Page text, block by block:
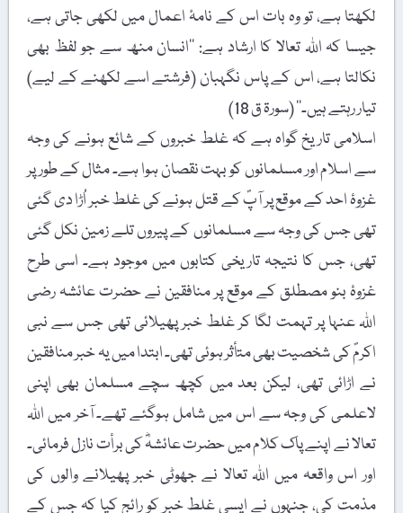
لکھتا ہے، تو وہ بات اس کے نامۂ اعمال میں لکھی جاتی ہے،
جیسا کہ اللہ تعالا کا ارشاد ہے: ’’انسان منھ سے جو لفظ بھی
نکالتا ہے، اس کے پاس نگہبان (فرشتے اسے لکھنے کے لیے)
تیار رہتے ہیں۔‘‘ (سورۃ ق 18)
اسلامی تاریخ گواہ ہے کہ غلط خبروں کے شائع ہونے کی وجہ
سے اسلام اور مسلمانوں کو بہت نقصان ہوا ہے۔ مثال کے طور پر
غزوۂ احد کے موقع پر آپؐ کے قتل ہونے کی غلط خبر اُڑا دی گئی
تھی جس کی وجہ سے مسلمانوں کے پیروں تلے زمین نکل گئی
تھی، جس کا نتیجہ تاریخی کتابوں میں موجود ہے۔ اسی طرح
غزوۂ بنو مصطلق کے موقع پر منافقین نے حضرت عائشہ رضی
اللہ عنہا پر تہمت لگا کر غلط خبر پھیلائی تھی جس سے نبی
اکرمؐ کی شخصیت بھی متأثر ہوئی تھی۔ ابتدا میں یہ خبر منافقین
نے اڑائی تھی، لیکن بعد میں کچھ سچے مسلمان بھی اپنی
لاعلمی کی وجہ سے اس میں شامل ہوگئے تھے۔ آخر میں اللہ
تعالا نے اپنے پاک کلام میں حضرت عائشہؓ کی برأت نازل فرمائی۔
اور اس واقعہ میں اللہ تعالا نے جھوٹی خبر پھیلانے والوں کی
مذمت کی، جنہوں نے ایسی غلط خبر کو رائج کیا کہ جس کے